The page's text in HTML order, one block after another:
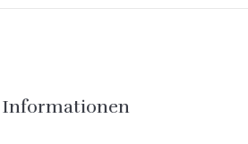
Informationen